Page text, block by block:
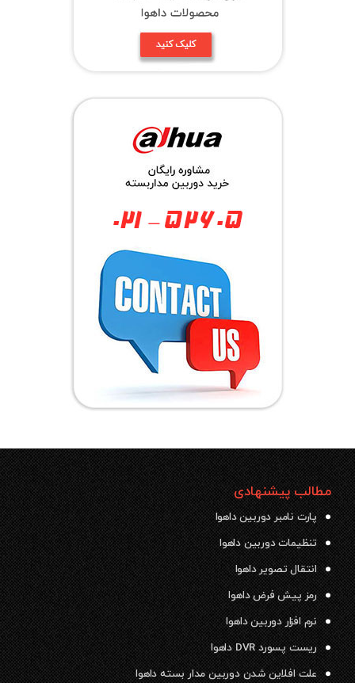
مطالب پیشنهادی
پارت نامبر دوربین داهوا
تنظیمات دوربین داهوا
انتقال تصویر داهوا
رمز پیش فرض داهوا
نرم افزار دوربین داهوا
ریست پسورد DVR داهوا
علت افلاین شدن دوربین مدار بسته داهوا